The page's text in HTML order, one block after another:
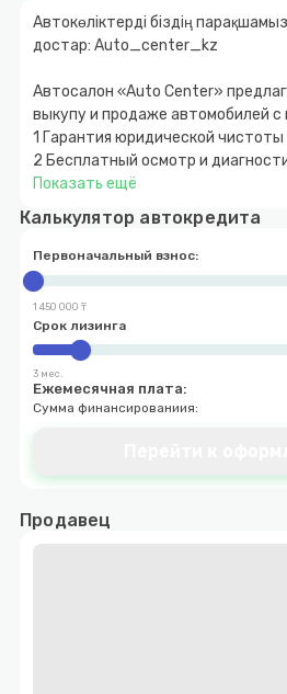
Автокөліктерді біздің
достар: Auto_center_kz
Автосалон «Auto Сenter»
выкупу и продаже автомобилей с
1 Гарантия юридической чистоты
2 Бесплатный осмотр и
3 Быстрое и прозрачное
расчет
5 Возможность покупки авто в
первоначальным взносом от 10%
6 Обмен автомобиля с доплатой в
7 Выкуп вашего автомобиля
Показать ещё
Калькулятор автокредита
Первоначальный взнос:
1 450 000 ₸
Срок лизинга
3 мес.
Ежемесячная плата:
Сумма финансированиия:
Продавец